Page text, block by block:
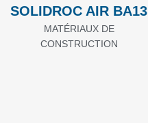
SOLIDROC AIR BA13
MATÉRIAUX DE
CONSTRUCTION